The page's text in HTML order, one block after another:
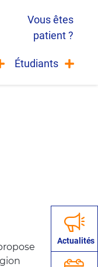
Vous êtes
patient ?
Étudiants
Actualités